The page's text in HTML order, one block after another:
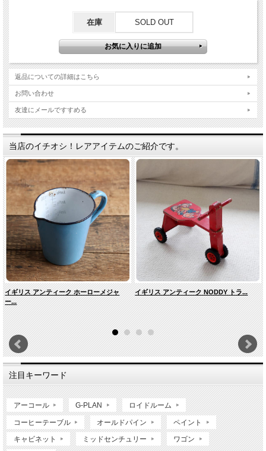
在庫 SOLD OUT
返品についての詳細はこちら
お問い合わせ
友達にメールですすめる
当店のイチオシ！レアアイテムのご紹介です。
イギリス アンティーク ホーローメジャ
ー...
イギリス アンティーク NODDY トラ...
注目キーワード
アーコール G-PLAN ロイドルーム
コーヒーテーブル オールドパイン ペイント
キャビネット ミッドセンチュリー ワゴン